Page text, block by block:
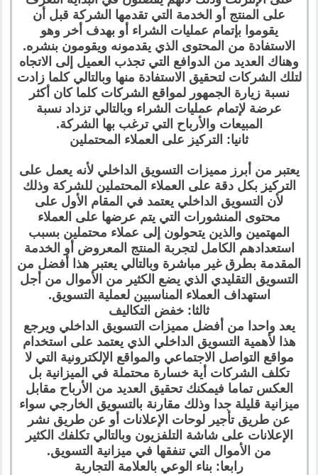
على المنتج أو الخدمة التي تقدمها الشركة قبل أن
يقوموا بإتمام عمليات الشراء أو بهدف أخر وهو
الاستفادة من المحتوى الذي يقدمونه ويقومون بنشره.
وهناك العديد من الدوافع التي تجذب العميل إلى الاتجاه
لتلك الشركات لتحقيق الاستفادة منها وبالتالي كلما زادت
نسبة زيارة الجمهور لمواقع الشركات كلما كان أكثر
عرضة لإتمام عمليات الشراء وبالتالي تزداد نسبة
المبيعات والأرباح التي ترغب بها الشركة.
ثانيا: التركيز على العملاء المحتملين
يعتبر من أبرز مميزات التسويق الداخلي لأنه يعمل على
التركيز بكل دقة على العملاء المحتملين للشركة وذلك
لأن التسويق الداخلي يعتمد في المقام الأول على
محتوى المنشورات التي يتم عرضها على العملاء
المهتمين والذين يتحولون إلى عملاء محتملين بسبب
استعدادهم الكامل لتجربة المنتج المعروض أو الخدمة
المقدمة بطرق غير مباشرة وبالتالي يعتبر هذا أفضل من
التسويق التقليدي الذي يضع الكثير من الأموال من أجل
استهداف العملاء المناسبين لعملية التسويق.
ثالثا: خفض التكاليف
يعد واحدا من أفضل مميزات التسويق الداخلي ويرجع
هذا لأهمية التسويق الداخلي الذي يعتمد على استخدام
مواقع التواصل الاجتماعي والمواقع الإلكترونية التي لا
تكلف الشركات أية خسارة محتملة في الميزانية بل
العكس تماما فيمكنك تحقيق العديد من الأرباح مقابل
ميزانية قليلة جدا وذلك مقارنة بالتسويق الخارجي سواء
عن طريق تأجير لوحات الإعلانات أو عن طريق نشر
الإعلانات على شاشة التلفزيون وبالتالي تكلفك الكثير
من الأموال التي تنفقها في ميزانية التسويق.
رابعا: بناء الوعي بالعلامة التجارية